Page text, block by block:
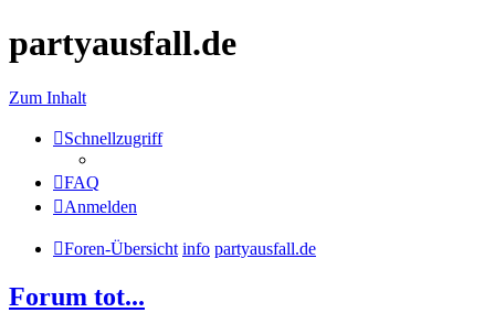
partyausfall.de
Zum Inhalt
Schnellzugriff
FAQ
Anmelden
Foren-Übersicht info partyausfall.de
Forum tot...